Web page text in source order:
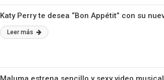
Katy Perry te desea “Bon Appétit” con su
Leer más